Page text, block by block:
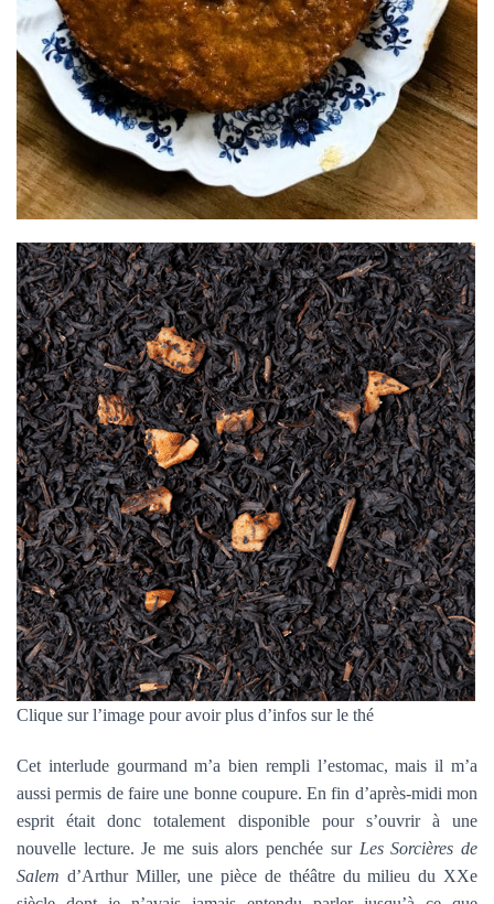
Clique sur l’image pour avoir plus d’infos sur le thé
Cet interlude gourmand m’a bien rempli l’estomac, mais il m’a
aussi permis de faire une bonne coupure. En fin d’après-midi mon
esprit était donc totalement disponible pour s’ouvrir à une
nouvelle lecture. Je me suis alors penchée sur Les Sorcières de
Salem d’Arthur Miller, une pièce de théâtre du milieu du XXe